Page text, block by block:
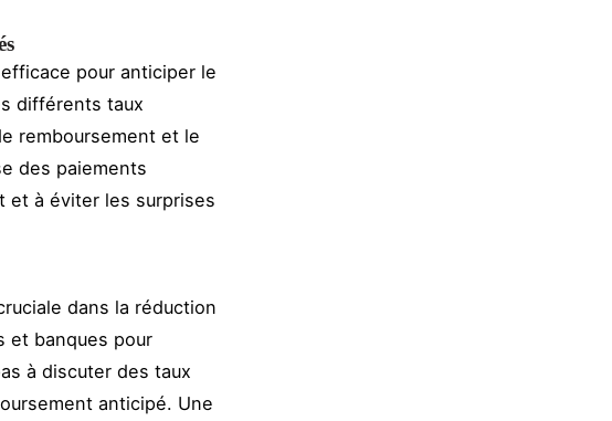
pour anticiper le
différents taux
remboursement et le
des paiements
et à éviter les surprises
dans la réduction
et banques pour
à discuter des taux
anticipé. Une